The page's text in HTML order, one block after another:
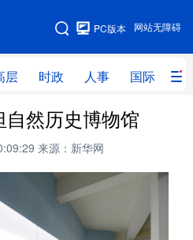
网站无障碍
PC版本
层 时政 人事 国际 财
站地图
时政 人事
网评
体育
自然历史博物馆
来源：新华网